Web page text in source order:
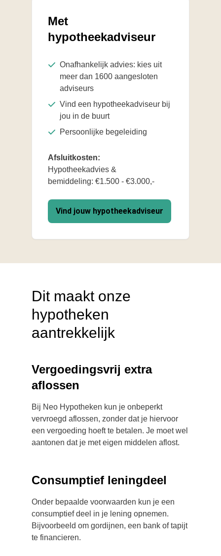
Met
hypotheekadviseur
Onafhankelijk advies: kies uit
meer dan 1600 aangesloten
adviseurs
Vind een hypotheekadviseur bij
jou in de buurt
Persoonlijke begeleiding
Afsluitkosten:
Hypotheekadvies &
bemiddeling: €1.500 - €3.000,-
Vind jouw hypotheekadviseur
Dit maakt onze
hypotheken
aantrekkelijk
Vergoedingsvrij extra
aflossen
Bij Neo Hypotheken kun je onbeperkt
vervroegd aflossen, zonder dat je hiervoor
een vergoeding hoeft te betalen. Je moet wel
aantonen dat je met eigen middelen aflost.
Consumptief leningdeel
Onder bepaalde voorwaarden kun je een
consumptief deel in je lening opnemen.
Bijvoorbeeld om gordijnen, een bank of tapijt
te financieren.